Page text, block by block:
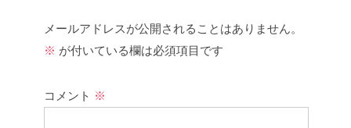
メールアドレスが公開されることはありません。
※ が付いている欄は必須項目です
コメント ※